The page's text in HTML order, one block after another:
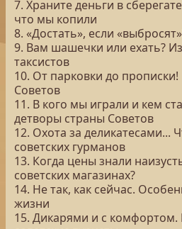
7. Храните деньги в
что мы копили
8. «Достать», если
9. Вам шашечки или ехать?
таксистов
10. От парковки до прописки!
Советов
11. В кого мы играли и кем
детворы страны Советов
12. Охота за деликатесами...
советских гурманов
13. Когда цены знали
советских магазинах?
14. Не так, как сейчас.
жизни
15. Дикарями и с комфортом.